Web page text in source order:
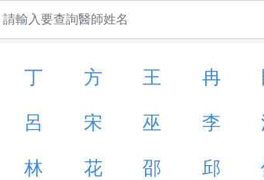
丁 方 王 冉
呂 宋 巫 李
林 花 邵 邱